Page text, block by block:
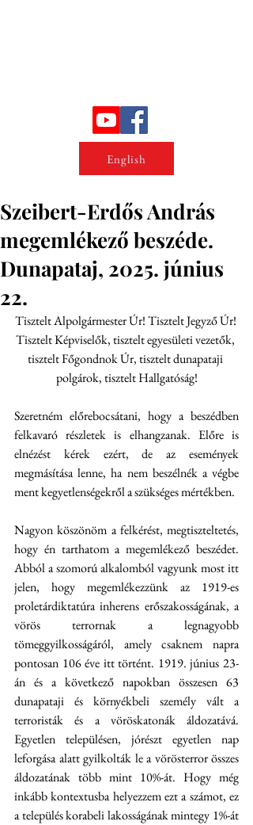
English
Szeibert-Erdős András
megemlékező beszéde.
Dunapataj, 2025. június
22.
Tisztelt Alpolgármester Úr! Tisztelt Jegyző Úr!
Tisztelt Képviselők, tisztelt egyesületi vezetők,
tisztelt Főgondnok Úr, tisztelt dunapataji
polgárok, tisztelt Hallgatóság!
Szeretném előrebocsátani, hogy a beszédben
felkavaró részletek is elhangzanak. Előre is
elnézést kérek ezért, de az események
megmásítása lenne, ha nem beszélnék a végbe
ment kegyetlenségekről a szükséges mértékben.
Nagyon köszönöm a felkérést, megtiszteltetés,
hogy én tarthatom a megemlékező beszédet.
Abból a szomorú alkalomból vagyunk most itt
jelen, hogy megemlékezzünk az 1919-es
proletárdiktatúra inherens erőszakosságának, a
vörös terrornak a legnagyobb
tömeggyilkosságáról, amely csaknem napra
pontosan 106 éve itt történt. 1919. június 23-
án és a következő napokban összesen 63
dunapataji és környékbeli személy vált a
terroristák és a vöröskatonák áldozatává.
Egyetlen településen, jórészt egyetlen nap
leforgása alatt gyilkolták le a vörösterror összes
áldozatának több mint 10%-át. Hogy még
inkább kontextusba helyezzem ezt a számot, ez
a település korabeli lakosságának mintegy 1%-át